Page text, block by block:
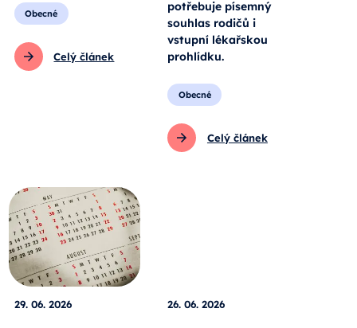
Obecné
Celý článek
potřebuje písemný
souhlas rodičů i
vstupní lékařskou
prohlídku.
Obecné
Celý článek
29. 06. 2026 26. 06. 2026